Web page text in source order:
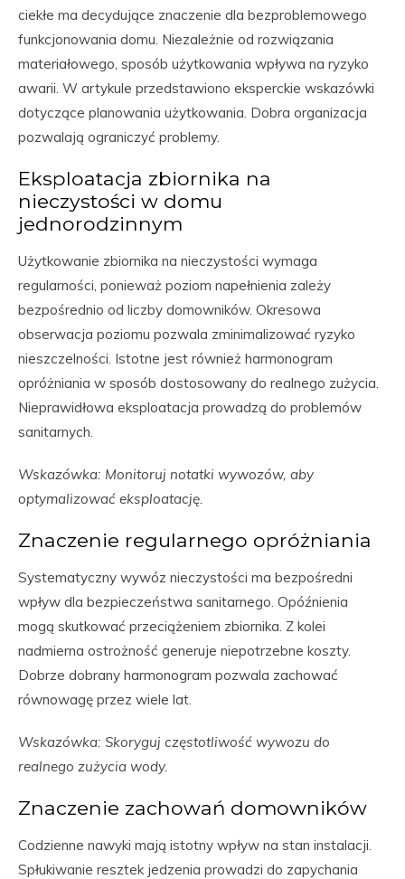
ciekłe ma decydujące znaczenie dla bezproblemowego
funkcjonowania domu. Niezależnie od rozwiązania
materiałowego, sposób użytkowania wpływa na ryzyko
awarii. W artykule przedstawiono eksperckie wskazówki
dotyczące planowania użytkowania. Dobra organizacja
pozwalają ograniczyć problemy.
Eksploatacja zbiornika na
nieczystości w domu
jednorodzinnym
Użytkowanie zbiornika na nieczystości wymaga
regularności, ponieważ poziom napełnienia zależy
bezpośrednio od liczby domowników. Okresowa
obserwacja poziomu pozwala zminimalizować ryzyko
nieszczelności. Istotne jest również harmonogram
opróżniania w sposób dostosowany do realnego zużycia.
Nieprawidłowa eksploatacja prowadzą do problemów
sanitarnych.
Wskazówka: Monitoruj notatki wywozów, aby
optymalizować eksploatację.
Znaczenie regularnego opróżniania
Systematyczny wywóz nieczystości ma bezpośredni
wpływ dla bezpieczeństwa sanitarnego. Opóźnienia
mogą skutkować przeciążeniem zbiornika. Z kolei
nadmierna ostrożność generuje niepotrzebne koszty.
Dobrze dobrany harmonogram pozwala zachować
równowagę przez wiele lat.
Wskazówka: Skoryguj częstotliwość wywozu do
realnego zużycia wody.
Znaczenie zachowań domowników
Codzienne nawyki mają istotny wpływ na stan instalacji.
Spłukiwanie resztek jedzenia prowadzi do zapychania